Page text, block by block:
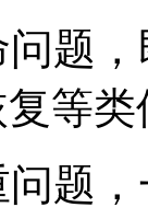
题，
等
题，